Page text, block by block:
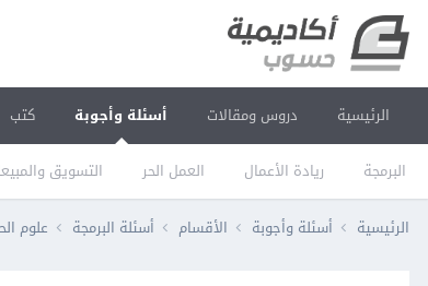
الرئيسية دروس ومقالات أسئلة وأجوبة
البرمجة ريادة الأعمال العمل الحر التسويق
كتب
الرئيسية أسئلة وأجوبة الأقسام أسئلة البرمجة علوم